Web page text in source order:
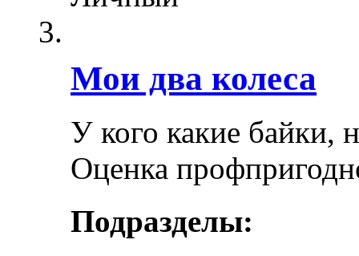
Мои два колеса
У кого какие байки,
Оценка
Подразделы: